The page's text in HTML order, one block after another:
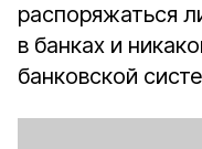
распоряжаться
в банках и
банковской